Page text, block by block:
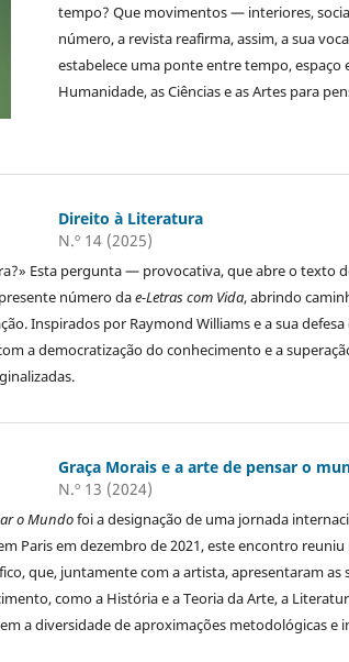
tempo? Que movimentos — interiores,
número, a revista reafirma, assim, a sua
estabelece uma ponte entre tempo,
Humanidade, as Ciências e as Artes para
Direito à Literatura
N.º 14 (2025)
Esta pergunta — provocativa, que abre o texto
número dae-Letras com Vida, abrindo
Inspirados por Raymond Williams e a sua
a democratização do conhecimento e a
Graça Morais e a arte de pensar o
N.º 13 (2024)
o Mundofoi a designação de uma jornada
Paris em dezembro de 2021, este encontro
que, juntamente com a artista, apresentaram
como a História e a Teoria da Arte, a
a diversidade de aproximações metodológicas e